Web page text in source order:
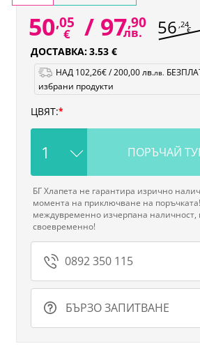
50,05
€ / 97,90
лв. 56 ,24
€
ДОСТАВКА:3.53 €
НАД 102,26€/200,00лв.лв.
избрани продукти
ЦВЯТ:
ПОРЪЧАЙ
БГ Хлапета не гарантира изрично
момента на приключване на
междувременно изчерпана
своевременно!
0892 350 115
БЪРЗО ЗАПИТВАНЕ